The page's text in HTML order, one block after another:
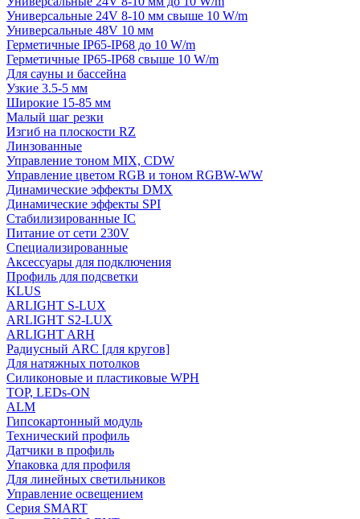
Универсальные 24V 8-10 мм свыше 10 W/m
Универсальные 48V 10 мм
Герметичные IP65-IP68 до 10 W/m
Герметичные IP65-IP68 свыше 10 W/m
Для сауны и бассейна
Узкие 3.5-5 мм
Широкие 15-85 мм
Малый шаг резки
Изгиб на плоскости RZ
Линзованные
Управление тоном MIX, CDW
Управление цветом RGB и тоном RGBW-WW
Динамические эффекты DMX
Динамические эффекты SPI
Стабилизированные IC
Питание от сети 230V
Специализированные
Аксессуары для подключения
Профиль для подсветки
KLUS
ARLIGHT S-LUX
ARLIGHT S2-LUX
ARLIGHT ARH
Радиусный ARC [для кругов]
Для натяжных потолков
Силиконовые и пластиковые WPH
TOP, LEDs-ON
ALM
Гипсокартонный модуль
Технический профиль
Датчики в профиль
Упаковка для профиля
Для линейных светильников
Управление освещением
Серия SMART